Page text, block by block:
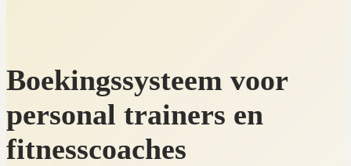
Boekingssysteem voor
personal trainers en
fitnesscoaches